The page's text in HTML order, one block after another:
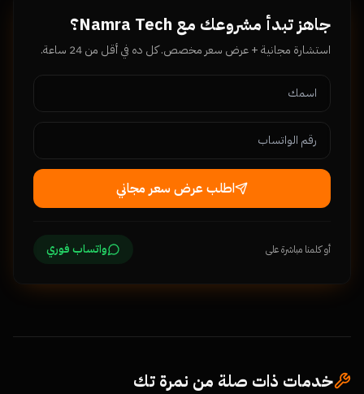
جاهز تبدأ مشروعك مع Namra Tech؟
استشارة مجانية + عرض سعر مخصص. كل ده في أقل من 24 ساعة.
اطلب عرض سعر مجاني
أو كلمنا مباشرة على واتساب فوري
خدمات ذات صلة من نمرة تك